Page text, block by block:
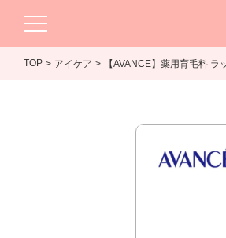
TOP アイケア 【AVANCE】薬用育毛料 ラ